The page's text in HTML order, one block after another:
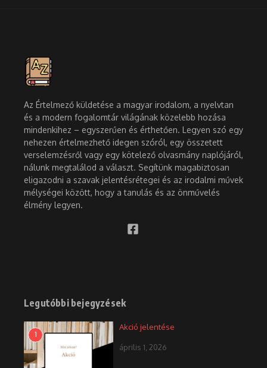
Az Értelmező küldetése a magyar irodalom, a nyelvtan
és a modern fogalomtár világának közelebb hozása
mindenkihez – egyszerűen és érthetően. Legyen szó egy
nehezen értelmezhető idegen szóról, egy összetett
verselemzésről vagy egy kötelező olvasmány naplójáról,
nálunk megtalálod a választ. Segítünk magabiztosan
eligazodni a szavak jelentésrétegei és az irodalmi művek
mélységei között, hogy a tanulás és az önművelés
élmény legyen.
Legutóbbi bejegyzések
1
Akció jelentése
április 1, 2026